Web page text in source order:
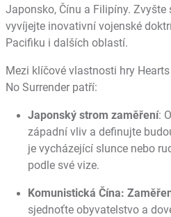
Japonsko, Čínu a Filipíny.
vyvíjejte inovativní vojenské
Pacifiku i dalších oblastí.
Mezi klíčové vlastnosti hry
No Surrender patří:
Japonský strom zaměření:
západní vliv a definujte
je vycházející slunce nebo
podle své vize.
Komunistická Čína:
sjednoťte obyvatelstvo a